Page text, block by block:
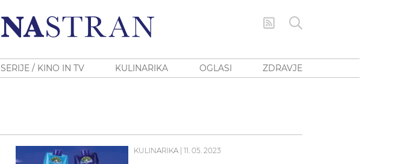
/ KINO IN TV KULINARIKA OGLASI ZDRAVJE
KULINARIKA| 11. 05. 2023